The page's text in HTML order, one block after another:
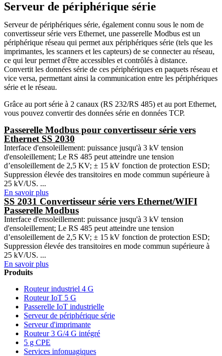
Serveur de périphérique série
Serveur de périphériques série, également connu sous le nom de
convertisseur série vers Ethernet, une passerelle Modbus est un
périphérique réseau qui permet aux périphériques série (tels que les
imprimantes, les scanners et les capteurs) de se connecter au réseau,
ce qui leur permet d'être accessibles et contrôlés à distance.
Convertit les données série de ces périphériques en paquets réseau et
vice versa, permettant ainsi la communication entre les périphériques
série et le réseau.
Grâce au port série à 2 canaux (RS 232/RS 485) et au port Ethernet,
vous pouvez convertir des données série en données TCP.
Passerelle Modbus pour convertisseur série vers
Ethernet SS 2030
Interface d'ensoleillement: puissance jusqu'à 3 kV tension
d'ensoleillement; Le RS 485 peut atteindre une tension
d’ensoleillement de 2,5 KV; ± 15 kV fonction de protection ESD;
Suppression élevée des transitoires en mode commun supérieure à
25 kV/US. ...
En savoir plus
SS 2031 Convertisseur série vers Ethernet/WIFI
Passerelle Modbus
Interface d'ensoleillement: puissance jusqu'à 3 kV tension
d'ensoleillement; Le RS 485 peut atteindre une tension
d’ensoleillement de 2,5 KV; ± 15 kV fonction de protection ESD;
Suppression élevée des transitoires en mode commun supérieure à
25 kV/US. ...
En savoir plus
Produits
Routeur industriel 4 G
Routeur IoT 5 G
Passerelle IoT industrielle
Serveur de périphérique série
Serveur d'imprimante
Routeur 3 G/4 G intégré
5 g CPE
Services infonuagiques